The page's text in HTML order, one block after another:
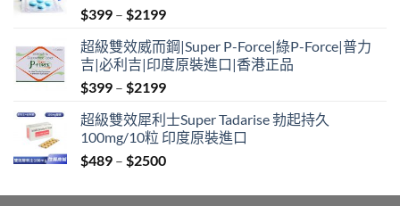
$399 – $2199Price
$399
through
$2199
超級雙效威而鋼|Super P-Force|綠P-Force|普力
吉|必利吉|印度原裝進口|香港正品
$399 – $2199Price
$399
through
$2199
超級雙效犀利士Super Tadarise 勃起持久
100mg/10粒 印度原裝進口
$489 – $2500Price
$489